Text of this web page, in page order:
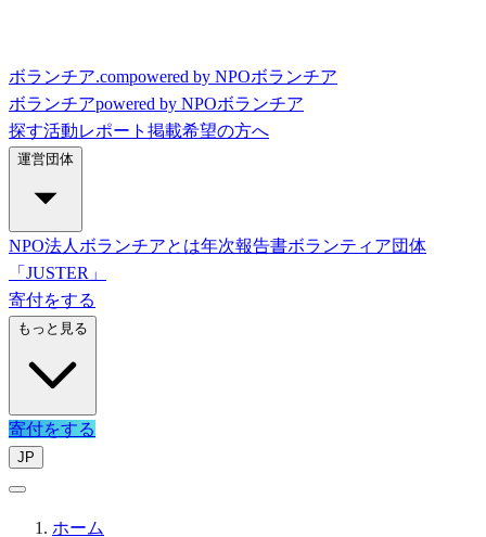
ボランチア.compowered by NPOボランチア
ボランチアpowered by NPOボランチア
探す活動レポート 掲載希望の方へ
運営団体
NPO法人ボランチアとは年次報告書ボランティア団体
「JUSTER」
寄付をする
もっと見る
寄付をする
JP
ホーム